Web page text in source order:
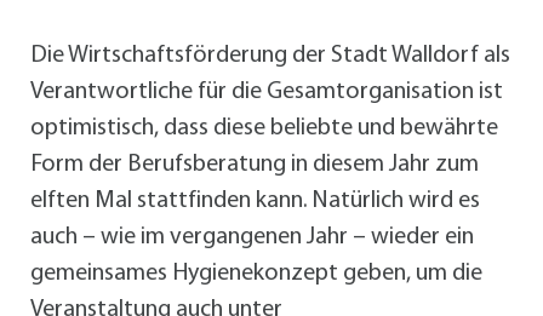
Die Wirtschaftsförderung der Stadt Walldorf als
Verantwortliche für die Gesamtorganisation ist
optimistisch, dass diese beliebte und bewährte
Form der Berufsberatung in diesem Jahr zum
elften Mal stattfinden kann. Natürlich wird es
auch – wie im vergangenen Jahr – wieder ein
gemeinsames Hygienekonzept geben, um die
Veranstaltung auch unter